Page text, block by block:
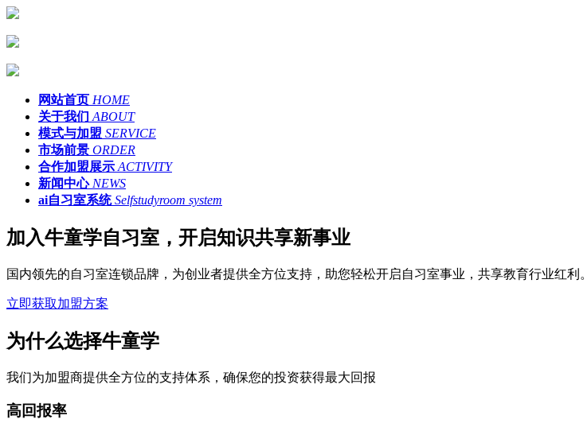
网站首页 HOME
关于我们 ABOUT
模式与加盟 SERVICE
市场前景 ORDER
合作加盟展示 ACTIVITY
新闻中心 NEWS
ai自习室系统 Selfstudyroom system
加入牛童学自习室，开启知识共享新事业
国内领先的自习室连锁品牌，为创业者提供全方位支持，助您轻松开启自习室事业，共享教育行业红利。
立即获取加盟方案
为什么选择牛童学
我们为加盟商提供全方位的支持体系，确保您的投资获得最大回报
高回报率